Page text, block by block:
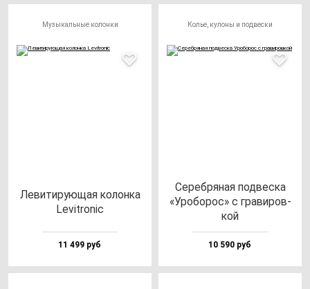
Музыкальные колонки
Леви­ти­ру­ющая ко­лон­ка
Levit­ro­nic
11 499 руб
Колье, кулоны и подвески
Сереб­ря­ная под­вес­ка
«Уро­бо­рос» с гра­ви­ров­
кой
10 590 руб